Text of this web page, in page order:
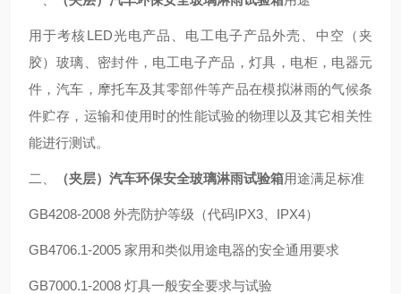
用于考核LED光电产品、电工电子产品外壳、中空（夹
胶）玻璃、密封件，电工电子产品，灯具，电柜，电器元
件，汽车，摩托车及其零部件等产品在模拟淋雨的气候条
件贮存，运输和使用时的性能试验的物理以及其它相关性
能进行测试。
二、 （夹层）汽车环保安全玻璃淋雨试验箱用途满足标准
GB4208-2008 外壳防护等级（代码IPX3、IPX4）
GB4706.1-2005 家用和类似用途电器的安全通用要求
GB7000.1-2008 灯具一般安全要求与试验